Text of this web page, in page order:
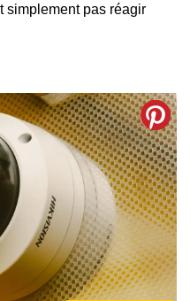
simplement pas réagir